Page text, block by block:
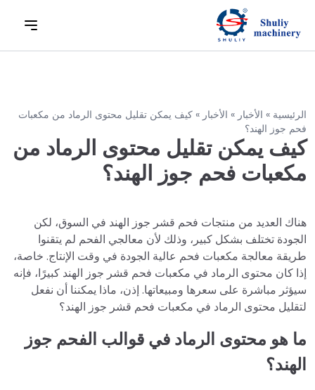
الرئيسية » الأخبار » الأخبار » كيف يمكن تقليل محتوى الرماد من مكعبات
فحم جوز الهند؟
كيف يمكن تقليل محتوى الرماد من
مكعبات فحم جوز الهند؟
هناك العديد من منتجات فحم قشر جوز الهند في السوق، لكن
الجودة تختلف بشكل كبير، وذلك لأن معالجي الفحم لم يتقنوا
طريقة معالجة مكعبات فحم عالية الجودة في وقت الإنتاج. خاصة،
إذا كان محتوى الرماد في مكعبات فحم قشر جوز الهند كبيرًا، فإنه
سيؤثر مباشرة على سعرها ومبيعاتها. إذن، ماذا يمكننا أن نفعل
لتقليل محتوى الرماد في مكعبات فحم قشر جوز الهند؟
ما هو محتوى الرماد في قوالب الفحم جوز
الهند؟